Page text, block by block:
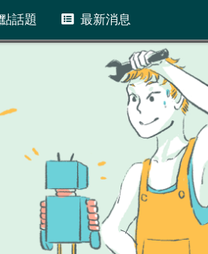
話題 最新消息